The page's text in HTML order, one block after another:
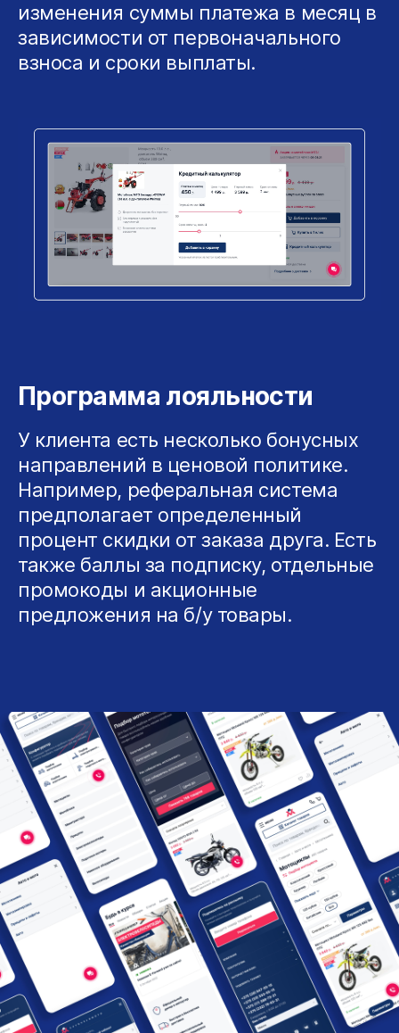
изменения суммы платежа в месяц в
зависимости от первоначального
взноса и сроки выплаты.
Программа лояльности
У клиента есть несколько бонусных
направлений в ценовой политике.
Например, реферальная система
предполагает определенный
процент скидки от заказа друга. Есть
также баллы за подписку, отдельные
промокоды и акционные
предложения на б/у товары.